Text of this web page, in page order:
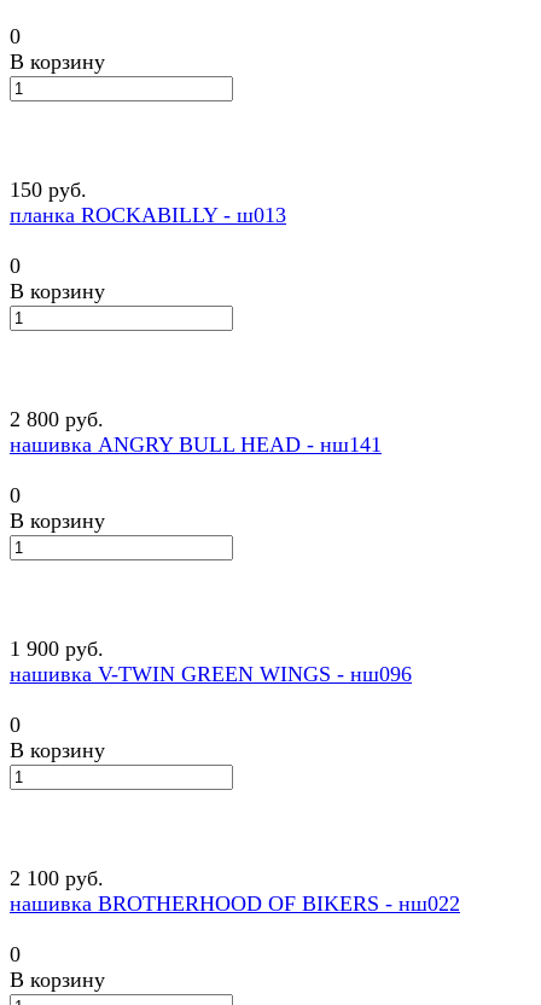
0
В корзину
150 руб.
планка ROCKABILLY - ш013
0
В корзину
2 800 руб.
нашивка ANGRY BULL HEAD - нш141
0
В корзину
1 900 руб.
нашивка V-TWIN GREEN WINGS - нш096
0
В корзину
2 100 руб.
нашивка BROTHERHOOD OF BIKERS - нш022
0
В корзину